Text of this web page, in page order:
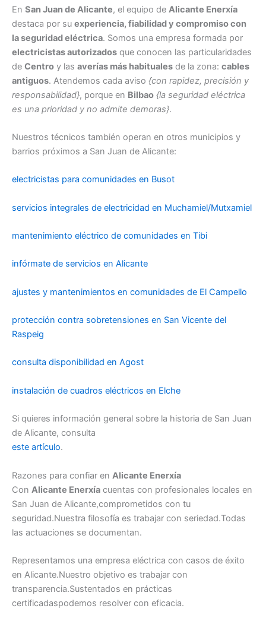
En San Juan de Alicante, el equipo de Alicante Enerxía
destaca por su experiencia, fiabilidad y compromiso con
la seguridad eléctrica. Somos una empresa formada por
electricistas autorizados que conocen las particularidades
de Centro y las averías más habituales de la zona: cables
antiguos. Atendemos cada aviso {con rapidez, precisión y
responsabilidad}, porque en Bilbao {la seguridad eléctrica
es una prioridad y no admite demoras}.
Nuestros técnicos también operan en otros municipios y
barrios próximos a San Juan de Alicante:
electricistas para comunidades en Busot
servicios integrales de electricidad en Muchamiel/Mutxamiel
mantenimiento eléctrico de comunidades en Tibi
infórmate de servicios en Alicante
ajustes y mantenimientos en comunidades de El Campello
protección contra sobretensiones en San Vicente del
Raspeig
consulta disponibilidad en Agost
instalación de cuadros eléctricos en Elche
Si quieres información general sobre la historia de San Juan
de Alicante, consulta
este artículo.
Razones para confiar en Alicante Enerxía
Con Alicante Enerxía cuentas con profesionales locales en
San Juan de Alicante,comprometidos con tu
seguridad.Nuestra filosofía es trabajar con seriedad.Todas
las actuaciones se documentan.
Representamos una empresa eléctrica con casos de éxito
en Alicante.Nuestro objetivo es trabajar con
transparencia.Sustentados en prácticas
certificadaspodemos resolver con eficacia.